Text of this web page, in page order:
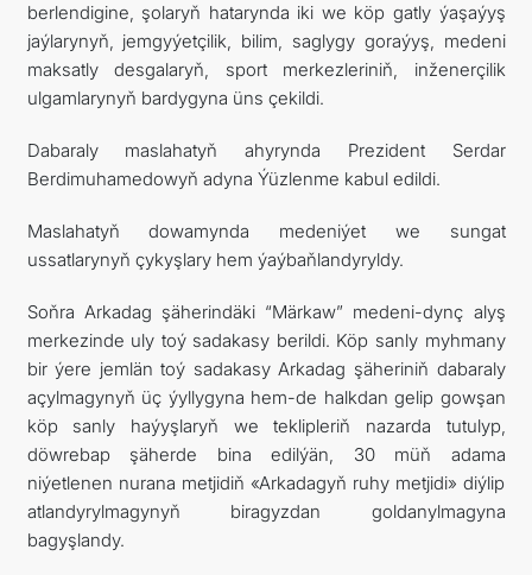
berlendigine, şolaryň hatarynda iki we köp gatly ýaşaýyş
jaýlarynyň, jemgyýetçilik, bilim, saglygy goraýyş, medeni
maksatly desgalaryň, sport merkezleriniň, inženerçilik
ulgamlarynyň bardygyna üns çekildi.
Dabaraly maslahatyň ahyrynda Prezident Serdar
Berdimuhamedowyň adyna Ýüzlenme kabul edildi.
Maslahatyň dowamynda medeniýet we sungat
ussatlarynyň çykyşlary hem ýaýbaňlandyryldy.
Soňra Arkadag şäherindäki “Märkaw” medeni-dynç alyş
merkezinde uly toý sadakasy berildi. Köp sanly myhmany
bir ýere jemlän toý sadakasy Arkadag şäheriniň dabaraly
açylmagynyň üç ýyllygyna hem-de halkdan gelip gowşan
köp sanly haýyşlaryň we teklipleriň nazarda tutulyp,
döwrebap şäherde bina edilýän, 30 müň adama
niýetlenen nurana metjidiň «Arkadagyň ruhy metjidi» diýlip
atlandyrylmagynyň biragyzdan goldanylmagyna
bagyşlandy.